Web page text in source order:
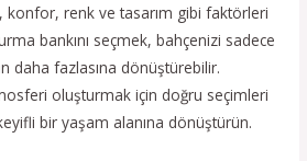
renk ve tasarım gibi faktörleri
bankını seçmek, bahçenizi sadece
daha fazlasına dönüştürebilir.
oluşturmak için doğru seçimleri
bir yaşam alanına dönüştürün.